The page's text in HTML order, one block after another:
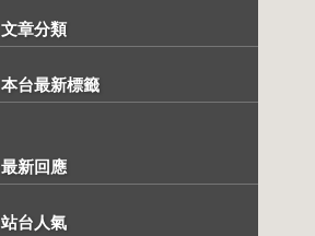
文章分類
本台最新標籤
最新回應
站台人氣